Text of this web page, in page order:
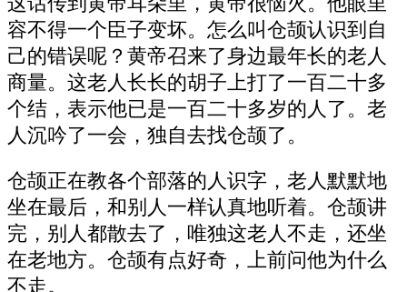
容不得一个臣子变坏。怎么叫仓颉认识到自
己的错误呢？黄帝召来了身边最年长的老人
商量。这老人长长的胡子上打了一百二十多
个结，表示他已是一百二十多岁的人了。老
人沉吟了一会，独自去找仓颉了。
仓颉正在教各个部落的人识字，老人默默地
坐在最后，和别人一样认真地听着。仓颉讲
完，别人都散去了，唯独这老人不走，还坐
在老地方。仓颉有点好奇，上前问他为什么
不走。